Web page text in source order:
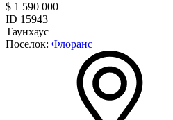
$ 1 590 000
ID 15943
Таунхаус
Поселок: Флоранс